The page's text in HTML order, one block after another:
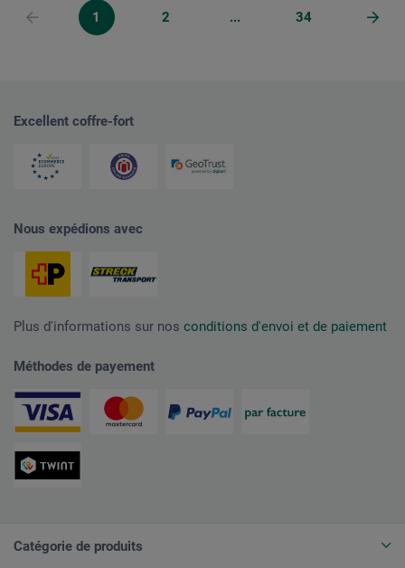
1 2 ... 34
Excellent coffre-fort
Nous expédions avec
Plus d'informations sur nos conditions d'envoi et de paiement
Méthodes de payement
Catégorie de produits